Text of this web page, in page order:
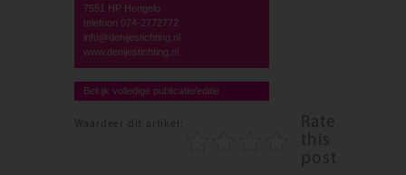
7551 HP Hengelo
telefoon 074-2772772
info@denijestichting.nl
www.denijestichting.nl
Bekijk volledige publicatie/editie
Waardeer dit artikel:
Rate
this
post